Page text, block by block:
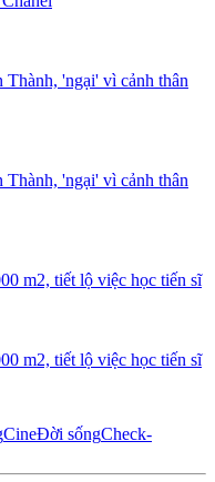
'ngại' vì cảnh thân
'ngại' vì cảnh thân
m2, tiết lộ việc học tiến sĩ
m2, tiết lộ việc học tiến sĩ
CineĐời sốngCheck-